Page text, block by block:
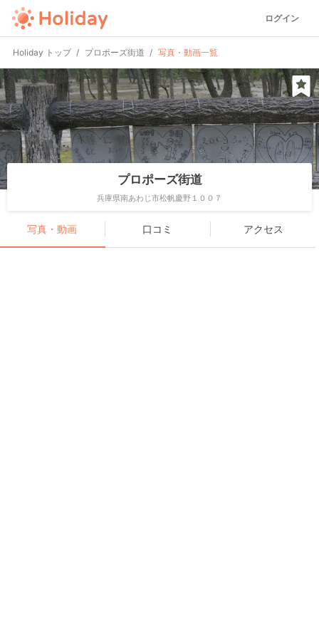
ログイン
Holiday トップ プロポーズ街道 写真・動画一覧
プロポーズ街道
兵庫県南あわじ市松帆慶野１００７
写真・動画 口コミ アクセス